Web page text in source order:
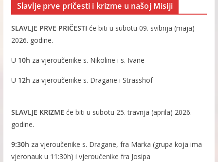
Slavlje prve pričesti i krizme u našoj Misiji
SLAVLJE PRVE PRIČESTI će biti u subotu 09. svibnja (maja)
2026. godine.
U 10h za vjeroučenike s. Nikoline i s. Ivane
U 12h za vjeroučenike s. Dragane i Strasshof
SLAVLJE KRIZME će biti u subotu 25. travnja (aprila) 2026.
godine.
9:30h za vjeroučenike s. Dragane, fra Marka (grupa koja ima
vjeronauk u 11:30h) i vjeroučenike fra Josipa